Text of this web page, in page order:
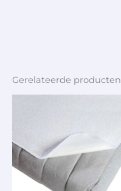
Gerelateerde producten